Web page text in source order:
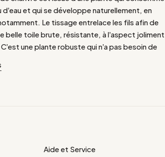
d’eau et qui se développe naturellement, en
Le tissage entrelace les fils afin de
belle toile brute, résistante, à l’aspect joliment
une plante robuste qui n’a pas besoin de
et anti allergique, autre atout pour des nuits
Aide et Service